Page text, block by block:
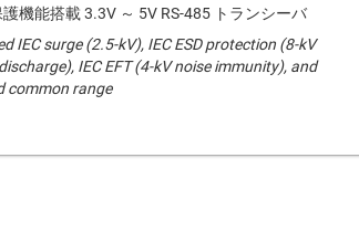
機能搭載 3.3V ～ 5V RS-485 トランシーバ
IEC surge (2.5-kV), IEC ESD protection (8-kV
IEC EFT (4-kV noise immunity), and
common range